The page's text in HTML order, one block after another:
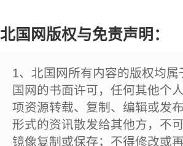
北国网版权与免责声明：
1、北国网所有内容的版权均
国网的书面许可，任何其他个
项资源转载、复制、编辑或发
形式的资讯散发给其他方，不
镜像复制或保存；不得修改或